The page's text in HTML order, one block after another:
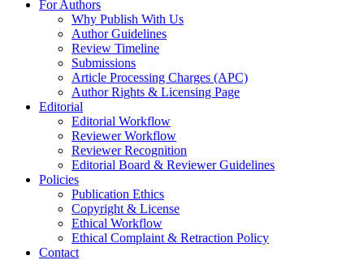
For Authors
Why Publish With Us
Author Guidelines
Review Timeline
Submissions
Article Processing Charges (APC)
Author Rights & Licensing Page
Editorial
Editorial Workflow
Reviewer Workflow
Reviewer Recognition
Editorial Board & Reviewer Guidelines
Policies
Publication Ethics
Copyright & License
Ethical Workflow
Ethical Complaint & Retraction Policy
Contact